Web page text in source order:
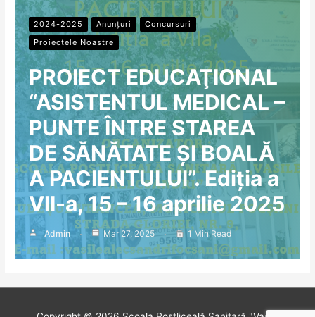
2024-2025 Anunțuri
Concursuri
Proiectele Noastre
PROIECT EDUCAŢIONAL
“ASISTENTUL MEDICAL –
PUNTE ÎNTRE STAREA
DE SĂNĂTATE ȘI BOALĂ
A PACIENTULUI”. Ediția a
VII-a, 15 – 16 aprilie 2025
Admin Mar 27, 2025 1 Min Read